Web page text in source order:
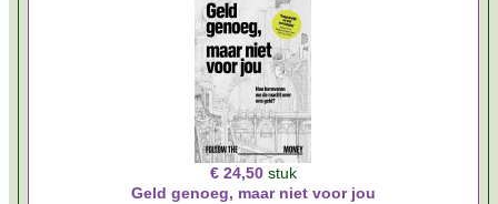
€ 24,50 stuk
Geld genoeg, maar niet voor jou